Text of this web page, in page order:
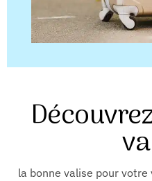
la bonne valise pour